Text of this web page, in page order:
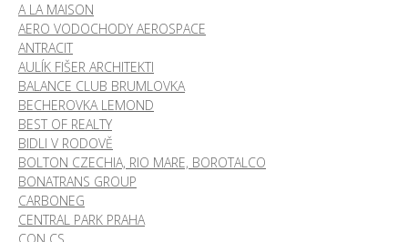
A LA MAISON
AERO VODOCHODY AEROSPACE
ANTRACIT
AULÍK FIŠER ARCHITEKTI
BALANCE CLUB BRUMLOVKA
BECHEROVKA LEMOND
BEST OF REALTY
BIDLI V RODOVĚ
BOLTON CZECHIA, RIO MARE, BOROTALCO
BONATRANS GROUP
CARBONEG
CENTRAL PARK PRAHA